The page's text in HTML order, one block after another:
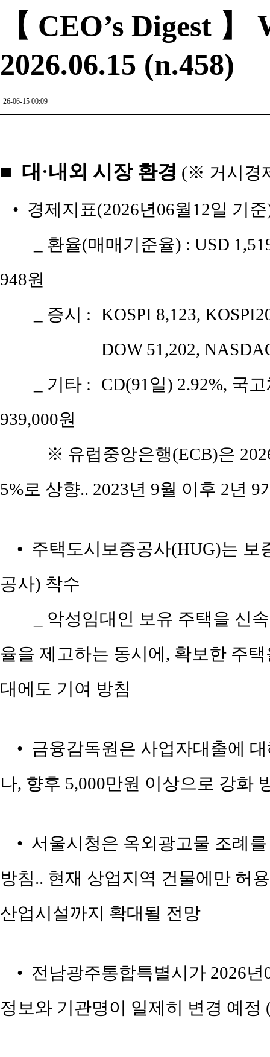
【 CEO’s Digest
2026.06.15 (n.458)
26-06-15 00:09
■ 대·내외 시장 환경 (※ 거시경
• 경제지표(2026년06월12일 기
_ 환율(매매기준율) : USD
948원
_ 증시 : KOSPI 8,123,
DOW 51,202,
_ 기타 :
CD(91일) 2.92%, 국
939,000원
※ 유럽중앙은행(ECB)은
5%로 상향.. 2023년 9월 이후 2년
• 주택도시보증공사(HUG)는 보
공사) 착수
_ 악성임대인 보유 주택을 신
율을 제고하는 동시에, 확보한 주
대에도 기여 방침
• 금융감독원은 사업자대출에
나, 향후 5,000만원 이상으로 강화
• 서울시청은 옥외광고물 조례
방침.. 현재 상업지역 건물에만 허
산업시설까지 확대될 전망
• 전남광주통합특별시가 2026년
정보와 기관명이 일제히 변경 예